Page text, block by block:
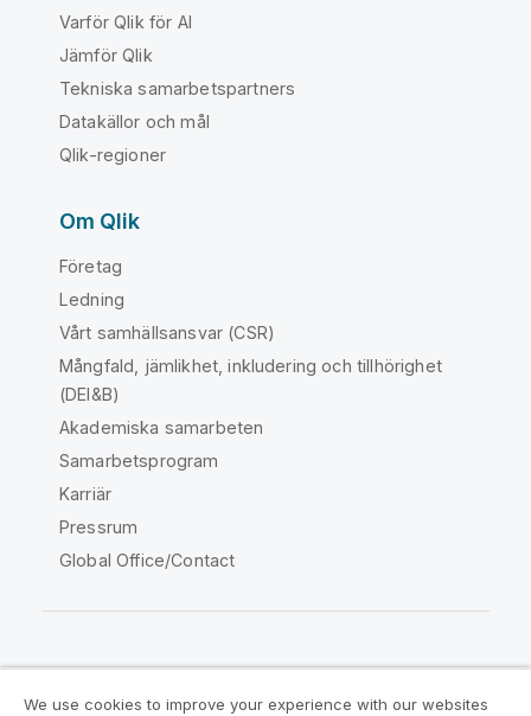
Varför Qlik för AI
Jämför Qlik
Tekniska samarbetspartners
Datakällor och mål
Qlik-regioner
Om Qlik
Företag
Ledning
Vårt samhällsansvar (CSR)
Mångfald, jämlikhet, inkludering och tillhörighet
(DEI&B)
Akademiska samarbeten
Samarbetsprogram
Karriär
Pressrum
Global Office/Contact
We use cookies to improve your experience with our websites